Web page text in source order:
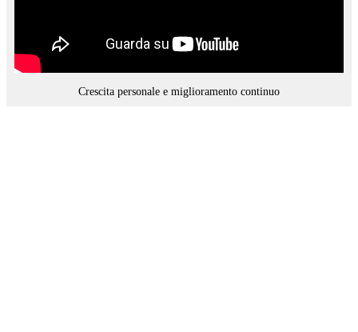
Crescita personale e miglioramento continuo